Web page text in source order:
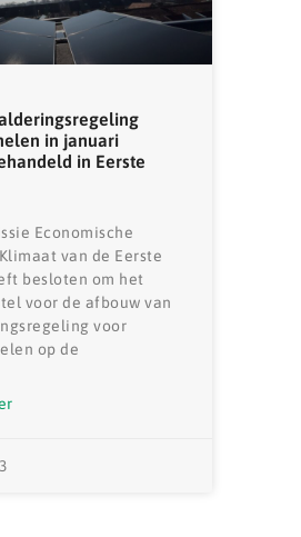
in januari
in Eerste
Economische
van de Eerste
besloten om het
voor de afbouw van
voor
op de